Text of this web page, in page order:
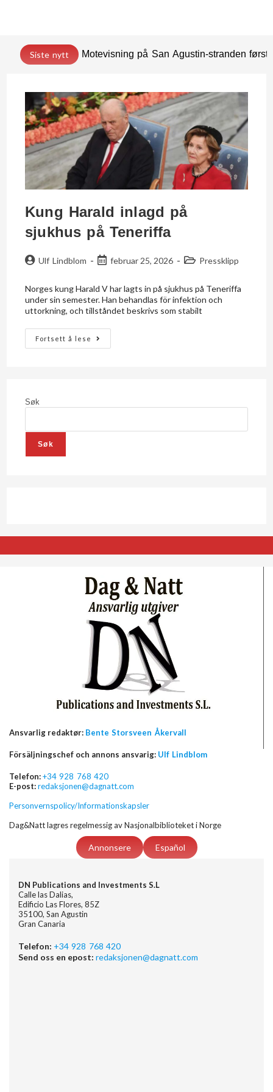
Siste nytt Motevisning på San Agustin-stranden
Kung Harald inlagd på
sjukhus på Teneriffa
Ulf Lindblom februar 25, 2026 Pressklipp
Norges kung Harald V har lagts in på sjukhus på Teneriffa
under sin semester. Han behandlas för infektion och
uttorkning, och tillståndet beskrivs som stabilt
Fortsett å lese
Søk
Søk
Ansvarlig redaktør: Bente Storsveen Åkervall
Försäljningschef och annons ansvarig: Ulf Lindblom
Telefon:+34 928 768 420
E-post:redaksjonen@dagnatt.com
Personvernspolicy/Informationskapsler
Dag&Natt lagres regelmessig av Nasjonalbiblioteket i Norge
Annonsere Español
DN Publications and Investments S.L
Calle las Dalias,
Edificio Las Flores, 85Z
35100, San Agustin
Gran Canaria
Telefon: +34 928 768 420
Send oss en epost: redaksjonen@dagnatt.com